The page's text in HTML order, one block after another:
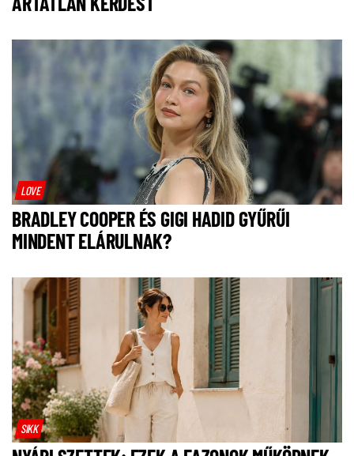
LOVE
BRADLEY COOPER ÉS GIGI HADID GYŰRŰI
MINDENT ELÁRULNAK?
SIKK